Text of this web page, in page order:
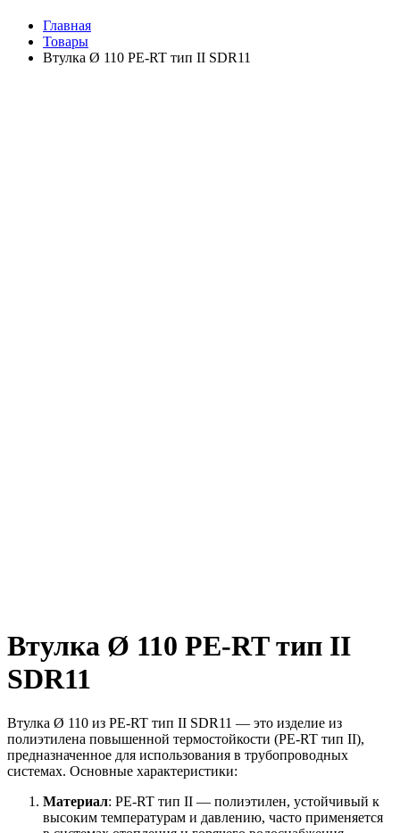
Главная
Товары
Втулка Ø 110 PE-RT тип II SDR11
Втулка Ø 110 PE-RT тип II
SDR11
Втулка Ø 110 из PE-RT тип II SDR11 — это изделие из
полиэтилена повышенной термостойкости (PE-RT тип II),
предназначенное для использования в трубопроводных
системах. Основные характеристики:
Материал: PE-RT тип II — полиэтилен, устойчивый к
высоким температурам и давлению, часто применяется